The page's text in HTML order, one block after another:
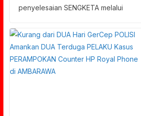
penyelesaian SENGKETA melalui